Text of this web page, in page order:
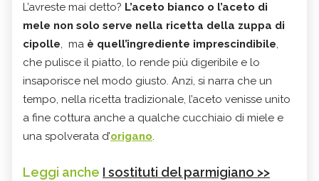
L’avreste mai detto? L’aceto bianco o l’aceto di
mele non solo serve nella ricetta della zuppa di
cipolle, ma è quell’ingrediente imprescindibile,
che pulisce il piatto, lo rende più digeribile e lo
insaporisce nel modo giusto. Anzi, si narra che un
tempo, nella ricetta tradizionale, l’aceto venisse unito
a fine cottura anche a qualche cucchiaio di miele e
una spolverata d’origano.
Leggi anche I sostituti del parmigiano >>